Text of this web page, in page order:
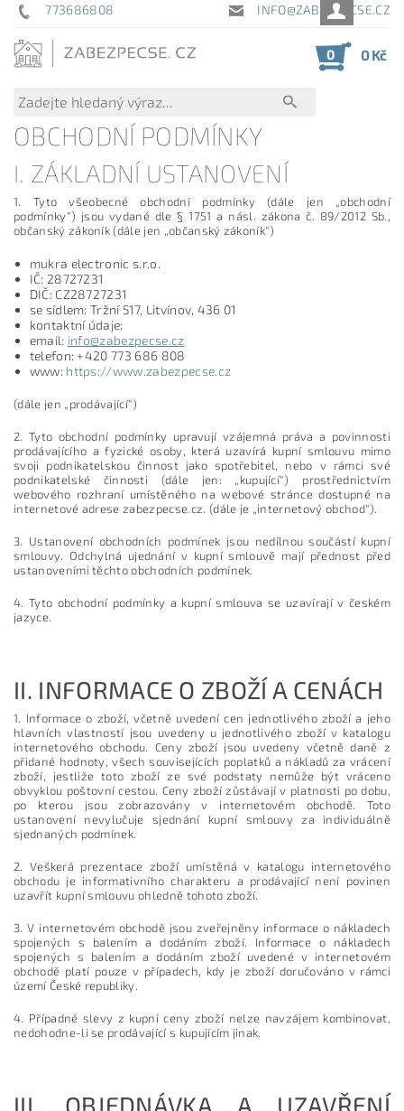
773686808 INFO@ZABEZPECSE.CZ
0 0 Kč
OBCHODNÍ PODMÍNKY
I. ZÁKLADNÍ USTANOVENÍ
1. Tyto všeobecné obchodní podmínky (dále jen „obchodní
podmínky“) jsou vydané dle § 1751 a násl. zákona č. 89/2012 Sb.,
občanský zákoník (dále jen „občanský zákoník“)
mukra electronic s.r.o.
IČ: 28727231
DIČ: CZ28727231
se sídlem: Tržní 517, Litvínov, 436 01
kontaktní údaje:
email: info@zabezpecse.cz
telefon: +420 773 686 808
www: https://www.zabezpecse.cz
(dále jen „prodávající“)
2. Tyto obchodní podmínky upravují vzájemná práva a povinnosti
prodávajícího a fyzické osoby, která uzavírá kupní smlouvu mimo
svoji podnikatelskou činnost jako spotřebitel, nebo v rámci své
podnikatelské činnosti (dále jen: „kupující“) prostřednictvím
webového rozhraní umístěného na webové stránce dostupné na
internetové adrese zabezpecse.cz. (dále je „internetový obchod“).
3. Ustanovení obchodních podmínek jsou nedílnou součástí kupní
smlouvy. Odchylná ujednání v kupní smlouvě mají přednost před
ustanoveními těchto obchodních podmínek.
4. Tyto obchodní podmínky a kupní smlouva se uzavírají v českém
jazyce.
II. INFORMACE O ZBOŽÍ A CENÁCH
1. Informace o zboží, včetně uvedení cen jednotlivého zboží a jeho
hlavních vlastností jsou uvedeny u jednotlivého zboží v katalogu
internetového obchodu. Ceny zboží jsou uvedeny včetně daně z
přidané hodnoty, všech souvisejících poplatků a nákladů za vrácení
zboží, jestliže toto zboží ze své podstaty nemůže být vráceno
obvyklou poštovní cestou. Ceny zboží zůstávají v platnosti po dobu,
po kterou jsou zobrazovány v internetovém obchodě. Toto
ustanovení nevylučuje sjednání kupní smlouvy za individuálně
sjednaných podmínek.
2. Veškerá prezentace zboží umístěná v katalogu internetového
obchodu je informativního charakteru a prodávající není povinen
uzavřít kupní smlouvu ohledně tohoto zboží.
3. V internetovém obchodě jsou zveřejněny informace o nákladech
spojených s balením a dodáním zboží. Informace o nákladech
spojených s balením a dodáním zboží uvedené v internetovém
obchodě platí pouze v případech, kdy je zboží doručováno v rámci
území České republiky.
4. Případné slevy z kupní ceny zboží nelze navzájem kombinovat,
nedohodne-li se prodávající s kupujícím jinak.
III. OBJEDNÁVKA A UZAVŘENÍ